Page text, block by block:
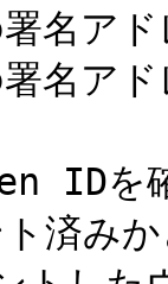
名アド
名アド
IDを
済みか